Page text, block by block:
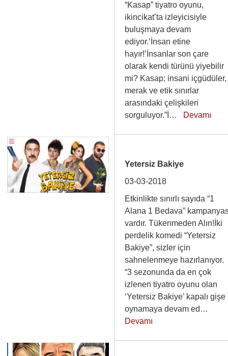
“Kasap” tiyatro oyunu,
ikincikat’ta izleyicisiyle
buluşmaya devam
ediyor.’İnsan etine
hayır!’İnsanlar son çare
olarak kendi türünü yiyebilir
mi? Kasap; insani içgüdüler,
merak ve etik sınırlar
arasındaki çelişkileri
sorguluyor.”İ… Devamı
Yetersiz Bakiye
03-03-2018
Etkinlikte sınırlı sayıda “1
Alana 1 Bedava”
vardır. Tükenmeden Alın!İki
perdelik komedi “Yetersiz
Bakiye”, sizler için
sahnelenmeye hazırlanıyor.
“3 sezonunda da en çok
izlenen tiyatro oyunu olan
‘Yetersiz Bakiye’ kapalı gişe
oynamaya devam ed…
Devamı